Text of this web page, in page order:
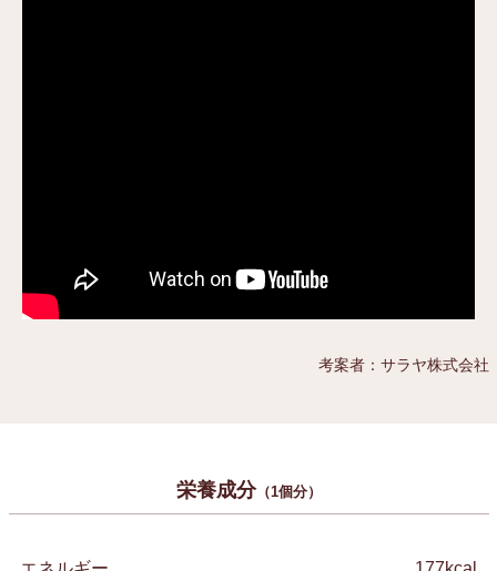
考案者：サラヤ株式会社
栄養成分（1個分）